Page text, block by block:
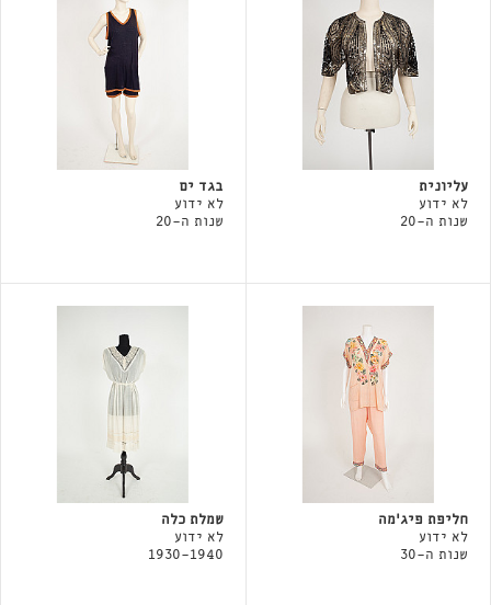
עליונית
לא ידוע
שנות ה-20
בגד ים
לא ידוע
שנות ה-20
חליפת פיג׳מה
לא ידוע
שנות ה-30
שמלת כלה
לא ידוע
1930-1940